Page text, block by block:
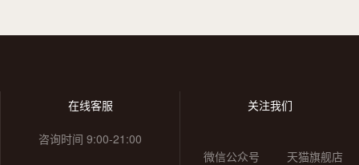
在线客服
咨询时间 9:00-21:00
关注我们
微信公众号 天猫旗舰店